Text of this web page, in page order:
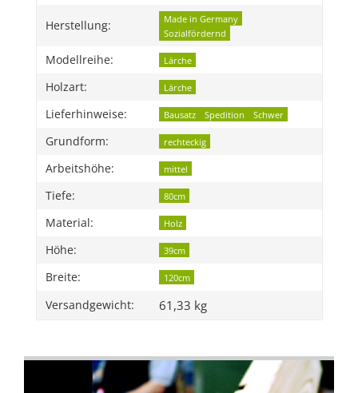
Herstellung:
Made in Germany
Sozialfördernd
Modellreihe: Lärche
Holzart: Lärche
Lieferhinweise: Bausatz Spedition Schwer
Grundform: rechteckig
Arbeitshöhe: mittel
Tiefe: 80cm
Material: Holz
Höhe: 39cm
Breite: 120cm
Versandgewicht: 61,33 kg